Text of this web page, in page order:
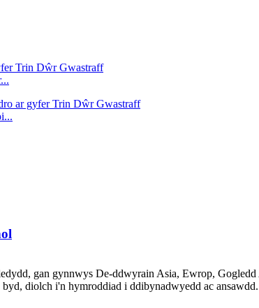
gan gynnwys De-ddwyrain Asia, Ewrop,
diolch i'n hymroddiad i ddibynadwyedd ac ansawdd.